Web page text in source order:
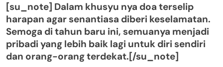
[su_note] Dalam khusyu nya doa terselip
harapan agar senantiasa diberi keselamatan.
Semoga di tahun baru ini, semuanya menjadi
pribadi yang lebih baik lagi untuk diri sendiri
dan orang-orang terdekat.[/su_note]